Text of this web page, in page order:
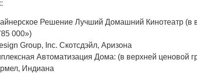
Решение Лучший Домашний Кинотеатр (в
000»)
Group, Inc. Скотсдэйл, Аризона
Автоматизация Дома: (в верхней ценовой
Индиана